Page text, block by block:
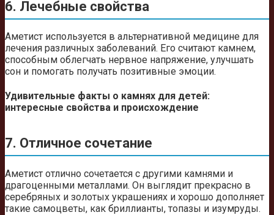
6. Лечебные свойства
Аметист используется в альтернативной медицине для
лечения различных заболеваний. Его считают камнем,
способным облегчать нервное напряжение, улучшать
сон и помогать получать позитивные эмоции.
Удивительные факты о камнях для детей:
интересные свойства и происхождение
7. Отличное сочетание
Аметист отлично сочетается с другими камнями и
драгоценными металлами. Он выглядит прекрасно в
серебряных и золотых украшениях и хорошо дополняет
такие самоцветы, как бриллианты, топазы и изумруды.